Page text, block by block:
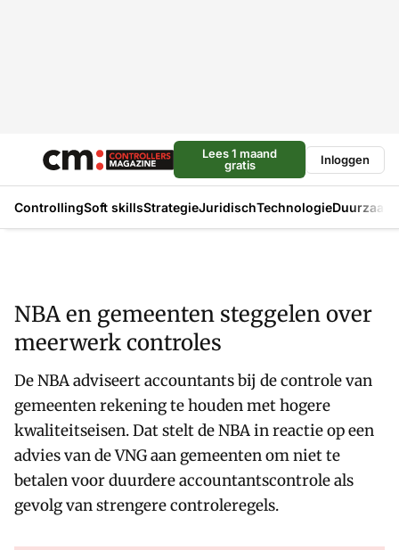
Lees 1 maand
gratis
Inloggen
ControllingSoft skillsStrategieJuridischTechnologie
NBA en gemeenten steggelen over
meerwerk controles
De NBA adviseert accountants bij de controle van
gemeenten rekening te houden met hogere
kwaliteitseisen. Dat stelt de NBA in reactie op een
advies van de VNG aan gemeenten om niet te
betalen voor duurdere accountantscontrole als
gevolg van strengere controleregels.